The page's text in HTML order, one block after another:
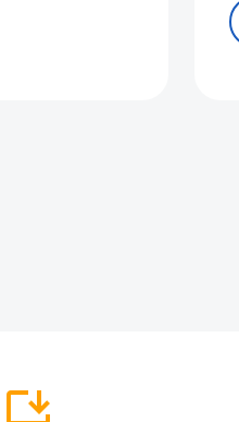
install_desktop